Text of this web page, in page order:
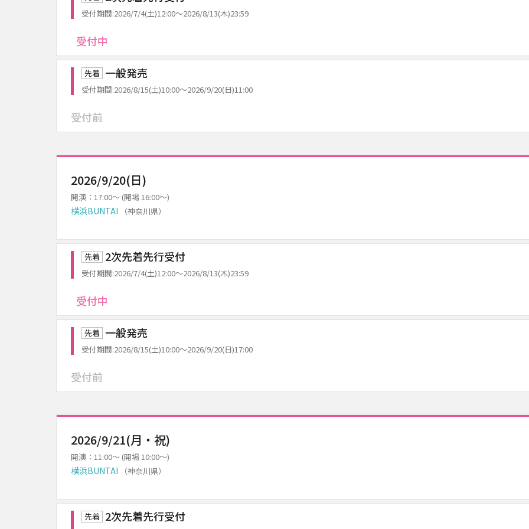
受付期間:2026/7/4(土)12:00～2026/8/13(木)23:59
受付中
先着 一般発売
受付期間:2026/8/15(土)10:00～2026/9/20(日)11:00
受付前
2026/9/20(日)
開演：17:00～ (開場 16:00～)
横浜BUNTAI （神奈川県）
先着 2次先着先行受付
受付期間:2026/7/4(土)12:00～2026/8/13(木)23:59
受付中
先着 一般発売
受付期間:2026/8/15(土)10:00～2026/9/20(日)17:00
受付前
2026/9/21(月・祝)
開演：11:00～ (開場 10:00～)
横浜BUNTAI （神奈川県）
先着 2次先着先行受付